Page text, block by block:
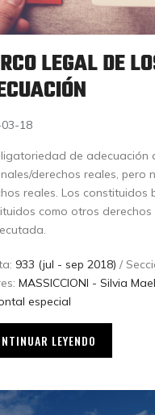
LEGAL DE
18
de adecuación
derechos reales, pero
reales. Los
como otros
933 (jul - sep 2018) /
MASSICCIONI - Silvia
especial
LEYENDO